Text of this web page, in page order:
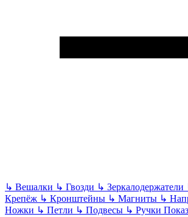
↳ Вешалки ↳ Гвозди ↳ Зеркалодержатели
Крепёж ↳ Кронштейны ↳ Магниты ↳
Ножки ↳ Петли ↳ Подвесы ↳ Ручки